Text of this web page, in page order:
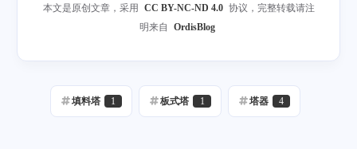
本文是原创文章，采用 CC BY-NC-ND 4.0 协议，完整转载请注
明来自
OrdisBlog
填料塔 1 板式塔 1 塔器 4